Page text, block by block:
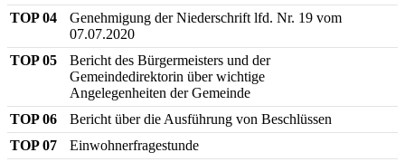
TOP 04
Genehmigung der Niederschrift lfd. Nr. 19 vom
07.07.2020
TOP 05
Bericht des Bürgermeisters und der
Gemeindedirektorin über wichtige
Angelegenheiten der Gemeinde
TOP 06
Bericht über die Ausführung von Beschlüssen
TOP 07
Einwohnerfragestunde